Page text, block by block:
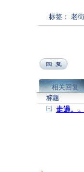
标签： 老街
相关回复
标题
走過。。